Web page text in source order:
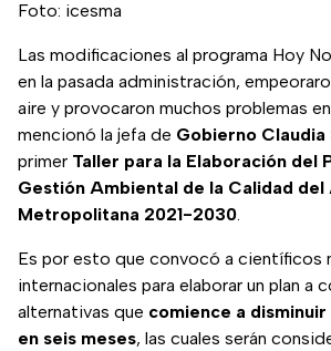
Foto: icesma
Las modificaciones al programa Hoy
en la pasada administración,
aire y provocaron muchos problemas
mencionó la jefa de Gobierno Claudia
primer Taller para la Elaboración del
Gestión Ambiental de la Calidad del
Metropolitana 2021-2030.
Es por esto que convocó a científicos
internacionales para elaborar un plan a
alternativas que comience a
en seis meses, las cuales serán